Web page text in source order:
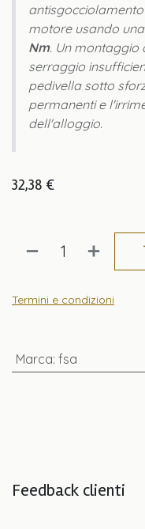
motore usando
Nm. Un montaggio
serraggio
pedivella sotto
permanenti e
dell'alloggio.
32,38 €
Termini e condizioni
Marca: fsa
Feedback clienti